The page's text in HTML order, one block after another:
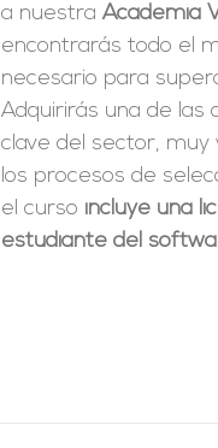
a nuestraAcademia
encontrarás todo el
necesario para
Adquirirás una de las
clave del sector, muy
los procesos de
el curso incluye una
estudiante del